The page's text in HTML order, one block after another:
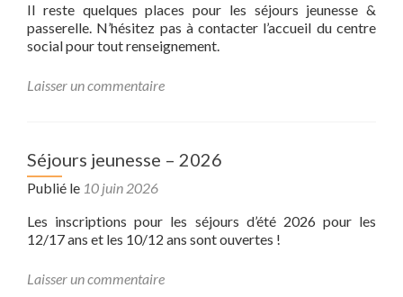
Il reste quelques places pour les séjours jeunesse &
passerelle. N’hésitez pas à contacter l’accueil du centre
social pour tout renseignement.
Laisser un commentaire
Séjours jeunesse – 2026
Publié le 10 juin 2026
Les inscriptions pour les séjours d’été 2026 pour les
12/17 ans et les 10/12 ans sont ouvertes !
Laisser un commentaire